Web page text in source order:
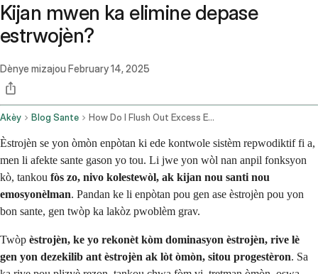
Kijan mwen ka elimine depase
estrwojèn?
Dènye mizajou February 14, 2025
Akèy Blog Sante How Do I Flush Out Excess Estrogen
Èstrojèn se yon òmòn enpòtan ki ede kontwole sistèm repwodiktif fi a,
men li afekte sante gason yo tou. Li jwe yon wòl nan anpil fonksyon
kò, tankou fòs zo, nivo kolestewòl, ak kijan nou santi nou
emosyonèlman. Pandan ke li enpòtan pou gen ase èstrojèn pou yon
bon sante, gen twòp ka lakòz pwoblèm grav.
Twòp èstrojèn, ke yo rekonèt kòm dominasyon èstrojèn, rive lè
gen yon dezekilib ant èstrojèn ak lòt òmòn, sitou progestèron. Sa